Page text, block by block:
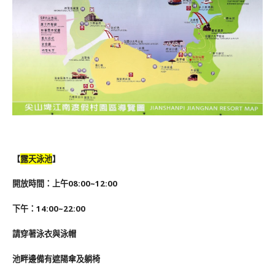
【露天泳池】
開放時間：上午08:00~12:00
下午：14:00~22:00
請穿著泳衣與泳帽
池畔邊備有遮陽傘及躺椅